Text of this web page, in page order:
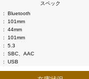
スペック
:
Bluetooth
:
101mm
:
44mm
:
101mm
:
5.3
:
SBC、AAC
: USB